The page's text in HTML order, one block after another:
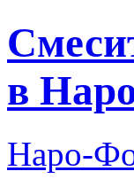
в
Наро-